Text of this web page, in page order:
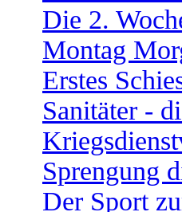
Die 2.
Montag
Erstes
Sanitäter -
Sprengung
Der Sport